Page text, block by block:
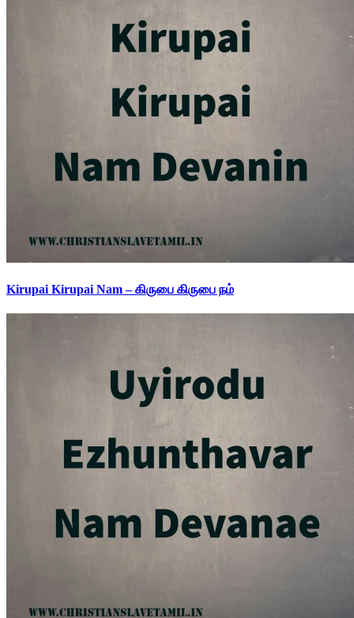
Kirupai Kirupai Nam – கிருபை கிருபை நம்